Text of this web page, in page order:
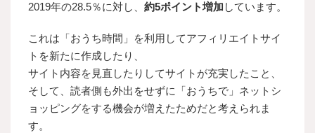
2019年の28.5％に対し、 約5ポイント増加 しています。
これは「おうち時間」を利用してアフィリエイトサイ
トを新たに作成したり、
サイト内容を見直したりしてサイトが充実したこと、
そして、読者側も外出をせずに「おうちで」ネットシ
ョッピングをする機会が増えたためだと考えられま
す。